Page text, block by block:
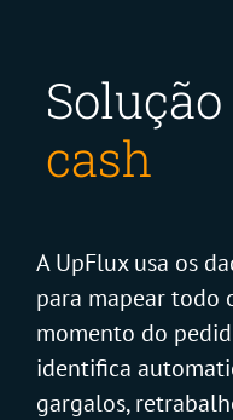
cash
A UpFlux usa os
para mapear todo
momento do
identifica
gargalos,